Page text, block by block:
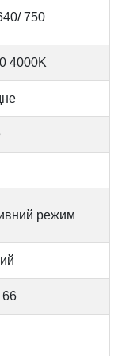
750
4000K
режим
66